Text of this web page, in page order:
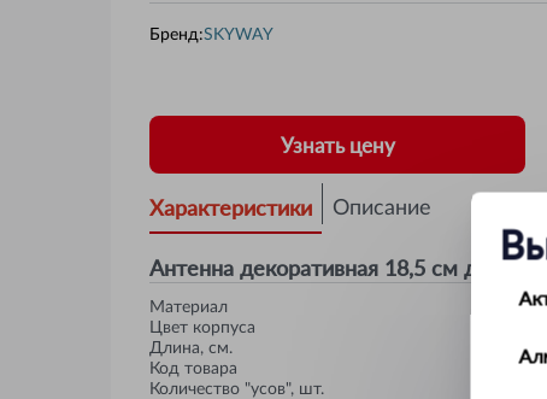
Бренд:SKYWAY
Узнать цену
Характеристики Описание
Антенна декоративная 18,5 см два
Материал
Цвет корпуса
Длина, см.
Код товара
Количество "усов", шт.